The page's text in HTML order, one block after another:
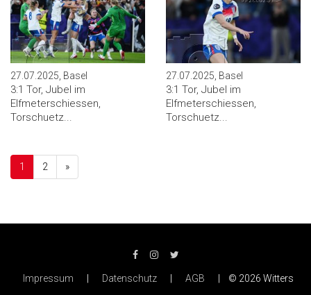
27.07.2025, Basel
3:1 Tor, Jubel im
Elfmeterschiessen,
Torschuetz...
27.07.2025, Basel
3:1 Tor, Jubel im
Elfmeterschiessen,
Torschuetz...
1 2 »Next
Impressum Datenschutz AGB | © 2026 Witters